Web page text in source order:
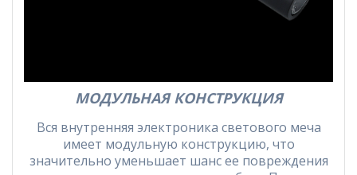
МОДУЛЬНАЯ КОНСТРУКЦИЯ
Вся внутренняя электроника светового меча
имеет модульную конструкцию, что
значительно уменьшает шанс ее повреждения